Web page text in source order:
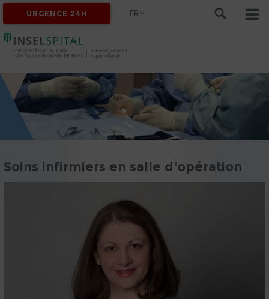
URGENCE 24H FR
Soins infirmiers en salle d'opération